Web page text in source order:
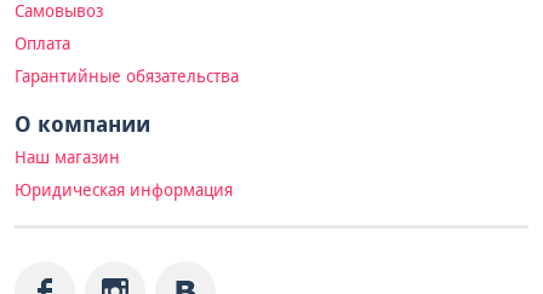
Самовывоз
Оплата
Гарантийные обязательства
О компании
Наш магазин
Юридическая информация